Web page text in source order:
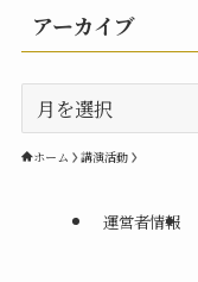
アーカイブ
ー
カホーム 講演活動
運営者情報